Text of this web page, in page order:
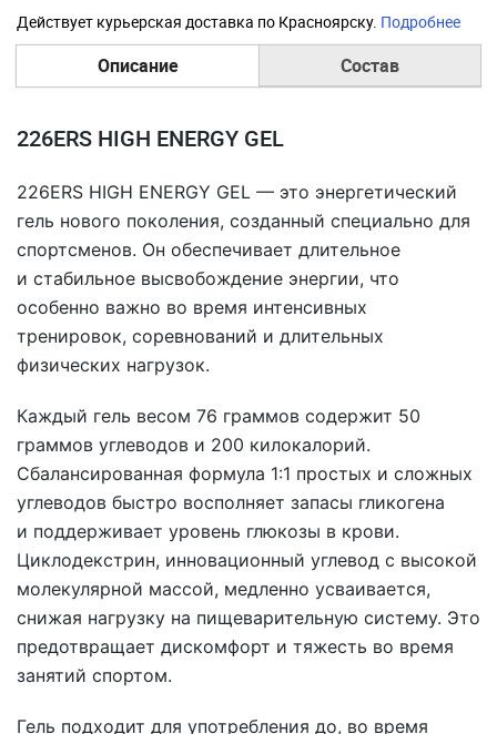
Действует курьерская доставка по Красноярску. Подробнее
Описание Состав
226ERS HIGH ENERGY GEL
226ERS HIGH ENERGY GEL — это энергетический
гель нового поколения, созданный специально для
спортсменов. Он обеспечивает длительное
и стабильное высвобождение энергии, что
особенно важно во время интенсивных
тренировок, соревнований и длительных
физических нагрузок.
Каждый гель весом 76 граммов содержит 50
граммов углеводов и 200 килокалорий.
Сбалансированная формула 1:1 простых и сложных
углеводов быстро восполняет запасы гликогена
и поддерживает уровень глюкозы в крови.
Циклодекстрин, инновационный углевод с высокой
молекулярной массой, медленно усваивается,
снижая нагрузку на пищеварительную систему. Это
предотвращает дискомфорт и тяжесть во время
занятий спортом.
Гель подходит для употребления до, во время